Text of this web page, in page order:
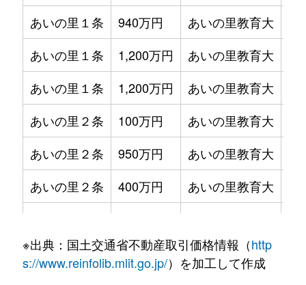
あいの里１条
940万円 あいの里教育大
あいの里１条
1,200万円 あいの里教育大
あいの里１条
1,200万円 あいの里教育大
あいの里２条
100万円 あいの里教育大
あいの里２条
950万円 あいの里教育大
あいの里２条
400万円 あいの里教育大
あいの里２条
400万円 あいの里教育大
※出典：国土交通省不動産取引価格情報（http
s://www.reinfolib.mlit.go.jp/）を加工して作成